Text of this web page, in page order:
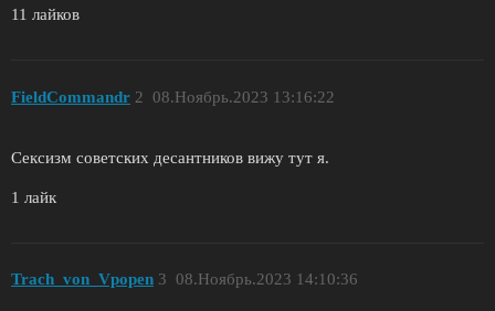
11 лайков
FieldCommandr 08.Ноябрь.2023 13:16:22
2
Сексизм советских десантников вижу тут я.
1 лайк
Trach_von_Vpopen 08.Ноябрь.2023 14:10:36
3